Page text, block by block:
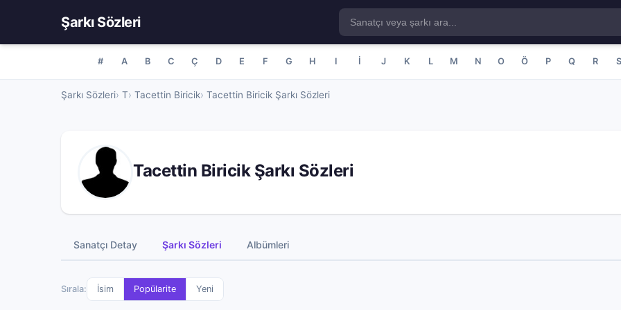
Şarkı Sözleri
# A B C Ç D E F G H I İ J K L M N O Ö P Q R S
Şarkı Sözleri T Tacettin Biricik Tacettin Biricik Şarkı Sözleri
Tacettin Biricik Şarkı Sözleri
Sanatçı Detay Şarkı Sözleri Albümleri
Sırala: İsim Popülarite Yeni